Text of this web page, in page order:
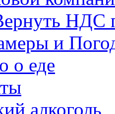
НДС
и
о еде
алкоголь